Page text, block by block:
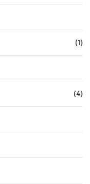
(1)
(4)